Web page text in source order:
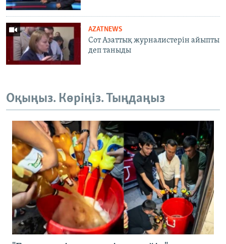
AZATNEWS
Сот Азаттық журналистерін айыпты
деп таныды
Оқыңыз. Көріңіз. Тыңдаңыз